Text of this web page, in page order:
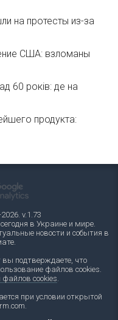
на протесты из-за
США: взломаны
60 років: де на
продукта:
v.1.73
в Украине и мире.
новости и события в
подтверждаете, что
файлов cookies.
cookies
при условии открытой